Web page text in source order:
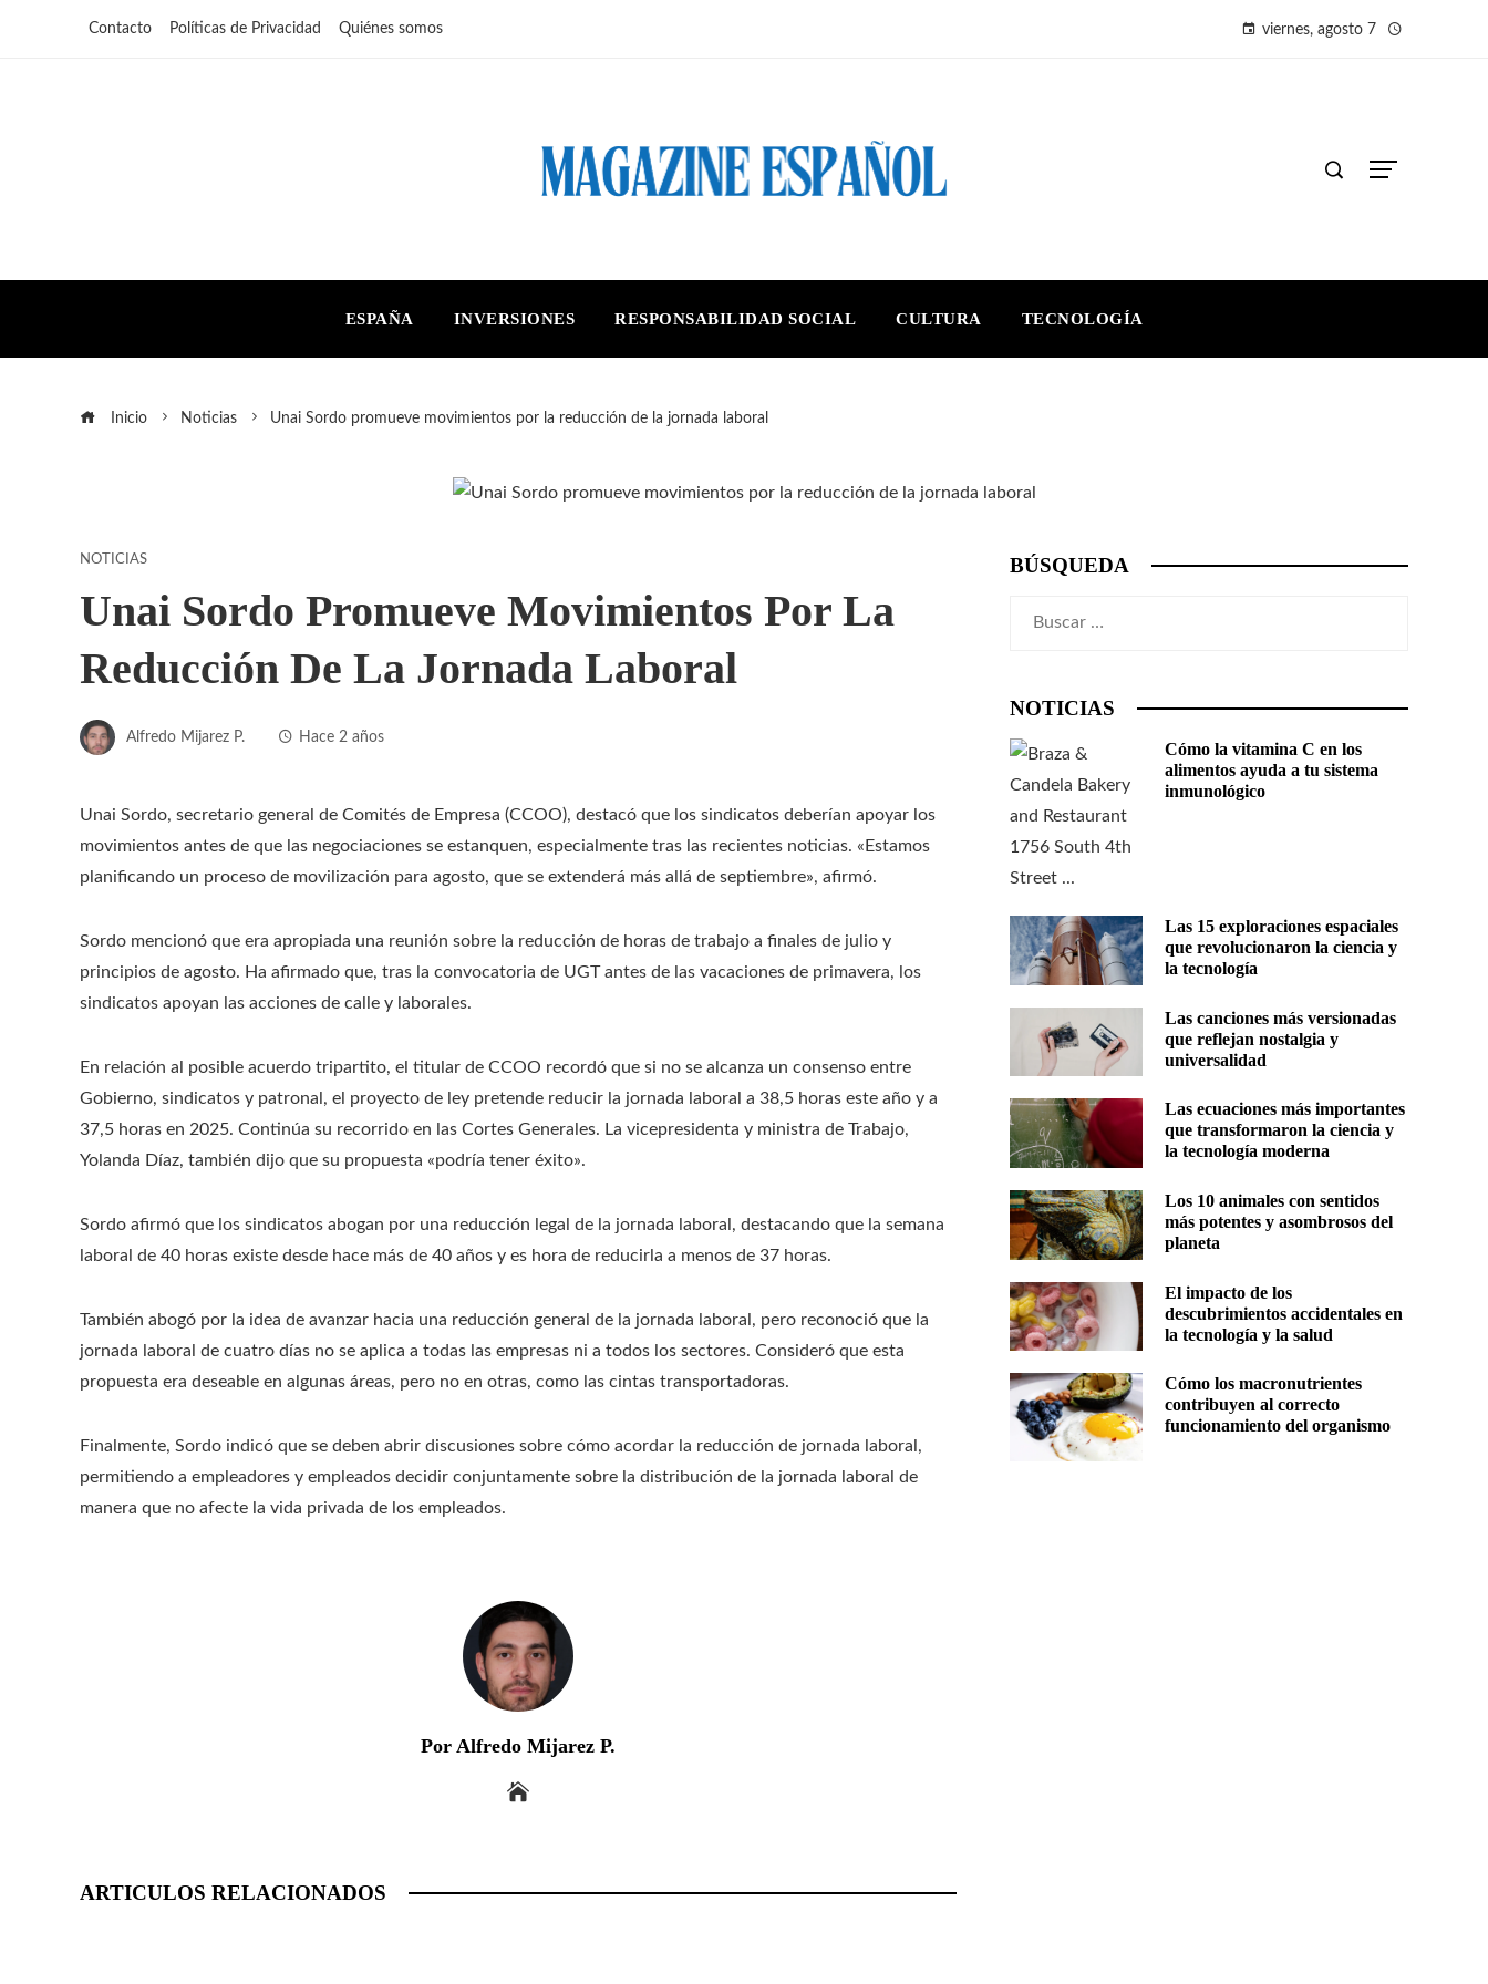
Contacto Políticas de Privacidad Quiénes somos viernes, agosto 7
ESPAÑA INVERSIONES RESPONSABILIDAD SOCIAL CULTURA TECNOLOGÍA
Inicio Noticias Unai Sordo promueve movimientos por la reducción de la jornada laboral
NOTICIAS
Unai Sordo Promueve Movimientos Por La
Reducción De La Jornada Laboral
Alfredo Mijarez P. Hace 2 años
Unai Sordo, secretario general de Comités de Empresa (CCOO), destacó que los sindicatos deberían apoyar los
movimientos antes de que las negociaciones se estanquen, especialmente tras las recientes noticias. «Estamos
planificando un proceso de movilización para agosto, que se extenderá más allá de septiembre», afirmó.
Sordo mencionó que era apropiada una reunión sobre la reducción de horas de trabajo a finales de julio y
principios de agosto. Ha afirmado que, tras la convocatoria de UGT antes de las vacaciones de primavera, los
sindicatos apoyan las acciones de calle y laborales.
En relación al posible acuerdo tripartito, el titular de CCOO recordó que si no se alcanza un consenso entre
Gobierno, sindicatos y patronal, el proyecto de ley pretende reducir la jornada laboral a 38,5 horas este año y a
37,5 horas en 2025. Continúa su recorrido en las Cortes Generales. La vicepresidenta y ministra de Trabajo,
Yolanda Díaz, también dijo que su propuesta «podría tener éxito».
Sordo afirmó que los sindicatos abogan por una reducción legal de la jornada laboral, destacando que la semana
laboral de 40 horas existe desde hace más de 40 años y es hora de reducirla a menos de 37 horas.
También abogó por la idea de avanzar hacia una reducción general de la jornada laboral, pero reconoció que la
jornada laboral de cuatro días no se aplica a todas las empresas ni a todos los sectores. Consideró que esta
propuesta era deseable en algunas áreas, pero no en otras, como las cintas transportadoras.
Finalmente, Sordo indicó que se deben abrir discusiones sobre cómo acordar la reducción de jornada laboral,
permitiendo a empleadores y empleados decidir conjuntamente sobre la distribución de la jornada laboral de
manera que no afecte la vida privada de los empleados.
Por Alfredo Mijarez P.
ARTICULOS RELACIONADOS
BÚSQUEDA
NOTICIAS
Cómo la vitamina C en los
alimentos ayuda a tu sistema
inmunológico
Las 15 exploraciones espaciales
que revolucionaron la ciencia y
la tecnología
Las canciones más versionadas
que reflejan nostalgia y
universalidad
Las ecuaciones más importantes
que transformaron la ciencia y
la tecnología moderna
Los 10 animales con sentidos
más potentes y asombrosos del
planeta
El impacto de los
descubrimientos accidentales en
la tecnología y la salud
Cómo los macronutrientes
contribuyen al correcto
funcionamiento del organismo